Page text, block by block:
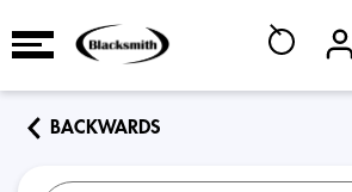
BACKWARDS